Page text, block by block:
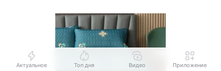
Актуальное Топ дня Видео Приложение